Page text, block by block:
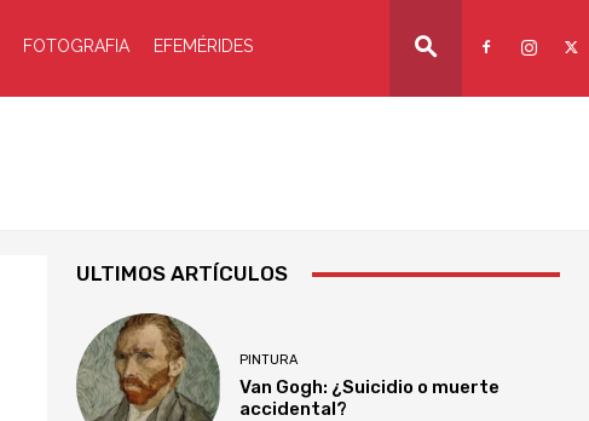
FOTOGRAFIA EFEMÉRIDES
ULTIMOS ARTÍCULOS
PINTURA
Van Gogh: ¿Suicidio o muerte
accidental?